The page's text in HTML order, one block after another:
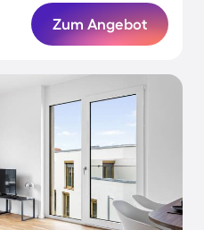
Zum Angebot